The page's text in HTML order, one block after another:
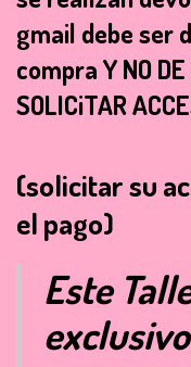
gmail debe ser
compra Y NO DE
SOLICiTAR
(solicitar su
el pago)
Este